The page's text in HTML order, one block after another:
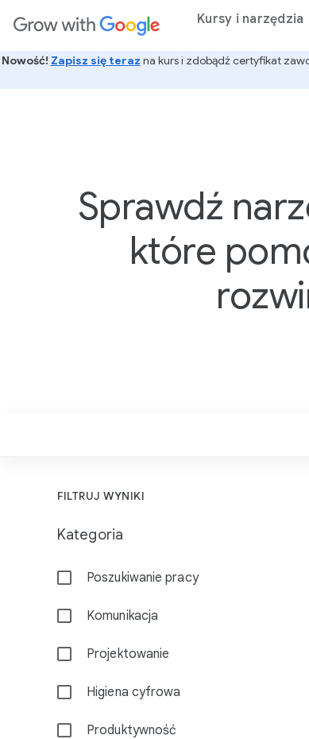
głównej Kursy i narzędzia
Nowość! Zapisz się teraz na kurs i zdobądź certyfikat
Sprawdź
które
F
l
r
FILTRUJ WYNIKI
Kategoria
Poszukiwanie pracy
Komunikacja
Projektowanie
Higiena cyfrowa
Produktywność